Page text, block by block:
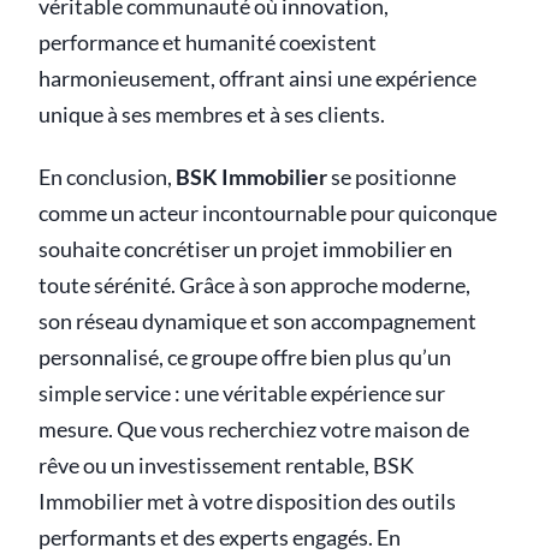
véritable communauté où innovation,
performance et humanité coexistent
harmonieusement, offrant ainsi une expérience
unique à ses membres et à ses clients.
En conclusion, BSK Immobilierse positionne
comme un acteur incontournable pour quiconque
souhaite concrétiser un projet immobilier en
toute sérénité. Grâce à son approche moderne,
son réseau dynamique et son accompagnement
personnalisé, ce groupe offre bien plus qu’un
simple service : une véritable expérience sur
mesure. Que vous recherchiez votre maison de
rêve ou un investissement rentable, BSK
Immobilier met à votre disposition des outils
performants et des experts engagés. En